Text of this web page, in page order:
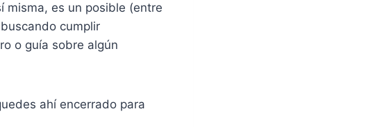
misma, es un posible (entre
cumplir
o guía sobre algún
ahí encerrado para